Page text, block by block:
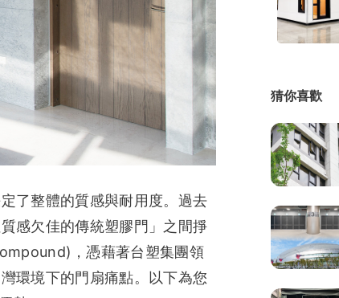
了整體的質感與耐用度。過去
感欠佳的傳統塑膠門」之間掙
，憑藉著台塑集團領
環境下的門扇痛點。以下為您
猜你喜歡